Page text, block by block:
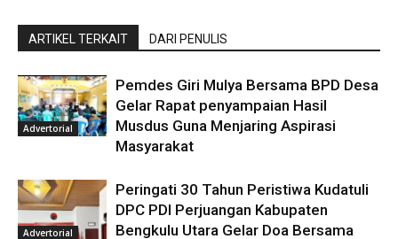
ARTIKEL TERKAIT DARI PENULIS
Advertorial
Pemdes Giri Mulya Bersama BPD Desa
Gelar Rapat penyampaian Hasil
Musdus Guna Menjaring Aspirasi
Masyarakat
Advertorial
Peringati 30 Tahun Peristiwa Kudatuli
DPC PDI Perjuangan Kabupaten
Bengkulu Utara Gelar Doa Bersama